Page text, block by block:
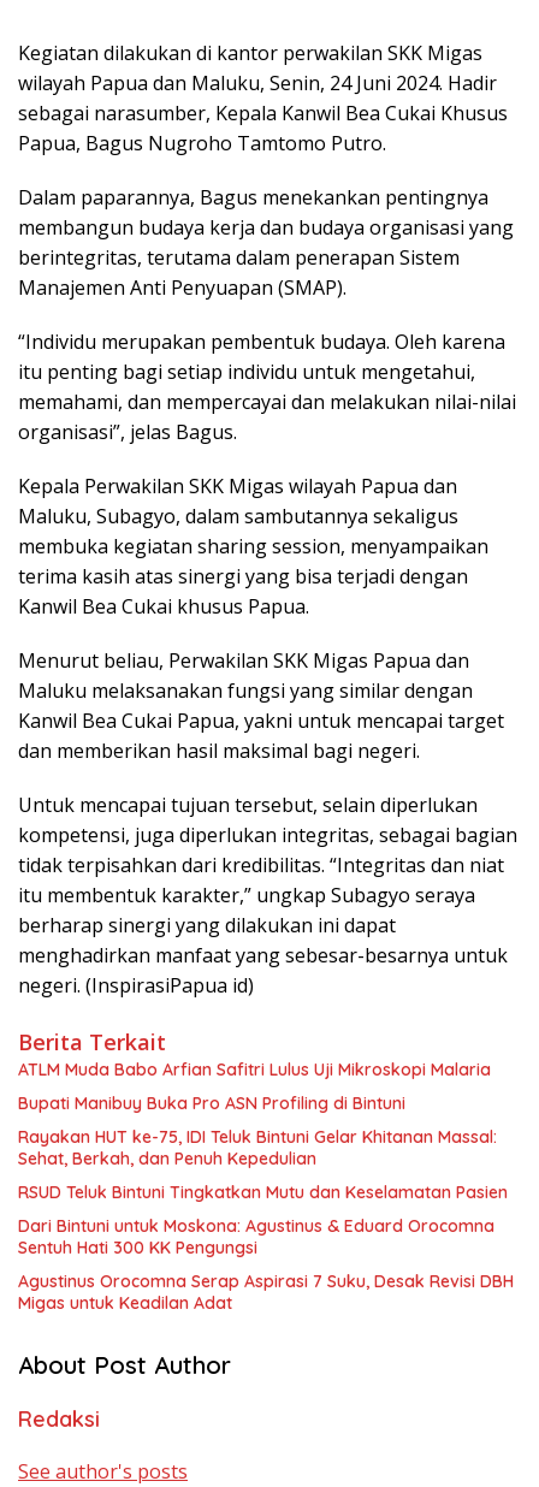
Kegiatan dilakukan di kantor perwakilan SKK Migas
wilayah Papua dan Maluku, Senin, 24 Juni 2024. Hadir
sebagai narasumber, Kepala Kanwil Bea Cukai Khusus
Papua, Bagus Nugroho Tamtomo Putro.
Dalam paparannya, Bagus menekankan pentingnya
membangun budaya kerja dan budaya organisasi yang
berintegritas, terutama dalam penerapan Sistem
Manajemen Anti Penyuapan (SMAP).
“Individu merupakan pembentuk budaya. Oleh karena
itu penting bagi setiap individu untuk mengetahui,
memahami, dan mempercayai dan melakukan nilai-nilai
organisasi”, jelas Bagus.
Kepala Perwakilan SKK Migas wilayah Papua dan
Maluku, Subagyo, dalam sambutannya sekaligus
membuka kegiatan sharing session, menyampaikan
terima kasih atas sinergi yang bisa terjadi dengan
Kanwil Bea Cukai khusus Papua.
Menurut beliau, Perwakilan SKK Migas Papua dan
Maluku melaksanakan fungsi yang similar dengan
Kanwil Bea Cukai Papua, yakni untuk mencapai target
dan memberikan hasil maksimal bagi negeri.
Untuk mencapai tujuan tersebut, selain diperlukan
kompetensi, juga diperlukan integritas, sebagai bagian
tidak terpisahkan dari kredibilitas. “Integritas dan niat
itu membentuk karakter,” ungkap Subagyo seraya
berharap sinergi yang dilakukan ini dapat
menghadirkan manfaat yang sebesar-besarnya untuk
negeri. (InspirasiPapua id)
Berita Terkait
ATLM Muda Babo Arfian Safitri Lulus Uji Mikroskopi Malaria
Bupati Manibuy Buka Pro ASN Profiling di Bintuni
Rayakan HUT ke-75, IDI Teluk Bintuni Gelar Khitanan Massal:
Sehat, Berkah, dan Penuh Kepedulian
RSUD Teluk Bintuni Tingkatkan Mutu dan Keselamatan Pasien
Dari Bintuni untuk Moskona: Agustinus & Eduard Orocomna
Sentuh Hati 300 KK Pengungsi
Agustinus Orocomna Serap Aspirasi 7 Suku, Desak Revisi DBH
Migas untuk Keadilan Adat
About Post Author
Redaksi
See author's posts